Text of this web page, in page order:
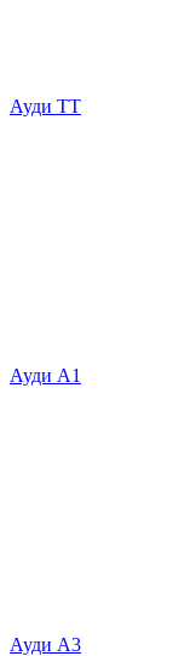
Ауди ТТ
Ауди А1
Ауди А3